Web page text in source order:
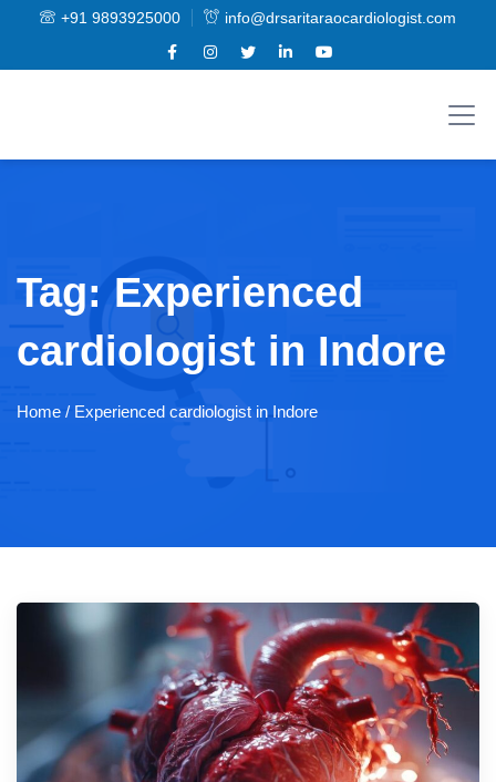
+91 9893925000 info@drsaritaraocardiologist.com
Tag:Experienced
cardiologist in Indore
Home / Experienced cardiologist in Indore